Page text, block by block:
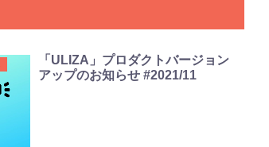
「ULIZA」プロダクトバージョン
アップのお知らせ #2021/11